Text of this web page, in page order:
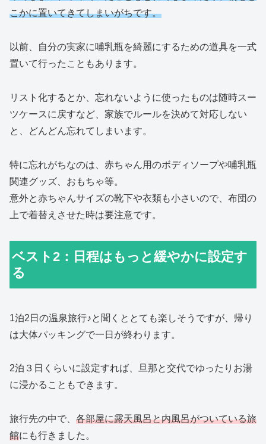
こかに置いてきてしまいがちです。
以前、自分の実家に哺乳瓶を綺麗にするための道具を一式
置いて行ったこともあります。
リスト化するとか、忘れないように使ったものは随時スー
ツケースに戻すなど、家族でルールを決めて対応しない
と、どんどん忘れてしまいます。
特に忘れがちなのは、赤ちゃん用のボディソープや哺乳瓶
関連グッズ、おもちゃ等。
意外と赤ちゃんサイズの靴下や衣類も小さいので、布団の
上で着替えさせた時は要注意です。
ベスト2：日程はもっと緩やかに設定す
る
1泊2日の温泉旅行♪と聞くととても楽しそうですが、帰り
は大体パッキングで一日が終わります。
2泊３日くらいに設定すれば、旦那と交代でゆったりお湯
に浸かることもできます。
旅行先の中で、 各部屋に露天風呂と内風呂がついている旅
館にも行きました。